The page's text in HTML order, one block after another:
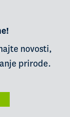
novosti,
prirode.